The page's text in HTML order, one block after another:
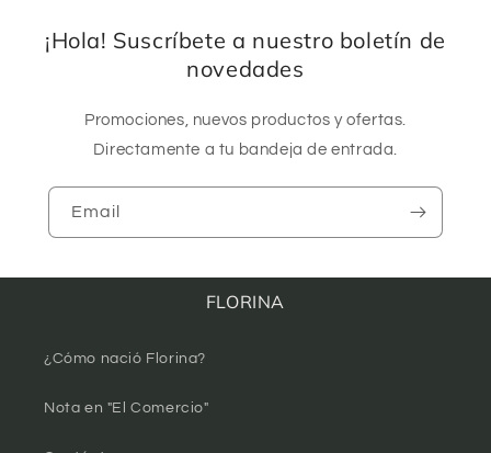
¡Hola! Suscríbete a nuestro boletín de
novedades
Promociones, nuevos productos y ofertas.
Directamente a tu bandeja de entrada.
Email
FLORINA
¿Cómo nació Florina?
Nota en "El Comercio"